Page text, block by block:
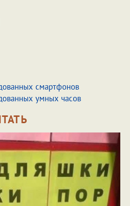
смартфонов
умных часов